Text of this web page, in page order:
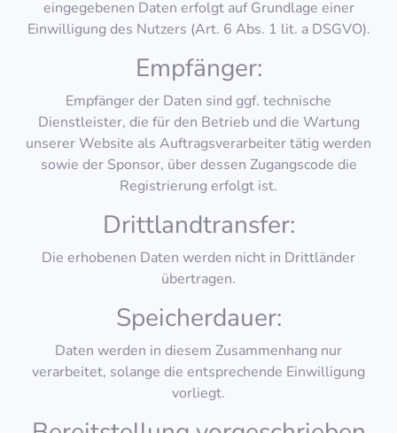
eingegebenen Daten erfolgt auf Grundlage einer
Einwilligung des Nutzers (Art. 6 Abs. 1 lit. a DSGVO).
Empfänger:
Empfänger der Daten sind ggf. technische
Dienstleister, die für den Betrieb und die Wartung
unserer Website als Auftragsverarbeiter tätig werden
sowie der Sponsor, über dessen Zugangscode die
Registrierung erfolgt ist.
Drittlandtransfer:
Die erhobenen Daten werden nicht in Drittländer
übertragen.
Speicherdauer:
Daten werden in diesem Zusammenhang nur
verarbeitet, solange die entsprechende Einwilligung
vorliegt.